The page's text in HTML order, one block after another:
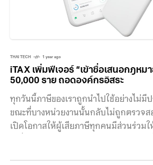
ต่อความเสี่ยงด้านกฎระเบียบ เพราะกำลั
โดยเฉพาะการแข่งกันส่งของถึงมือลูกค้าใ
ชั่วโมง เพื่อแก้ปัญหานี้ทางคณะกรรมกา
Commission) จึงได้เสนอร่างกฎเกณฑ์ใ
แพลตฟอร์มที่ขายสินค้าหรือบริการ เพื่อช่
กำหนดให้ผู้ประกอบการแพลตฟอร์มแล
และปรับเปลี่ยนราคาโดยใช้วิธีการที่เป็น
สัญญาหรือใบสั่งซื้อ ต้องปฏิบัติตามกติกาด้
THAI TECH 1 year ago
iTAX เพิ่มฟีเจอร์ “เข้าชื่อเสนอกฎหม
50,000 ราย ถอดองค์กรอิสระ
ทุกวันนี้ภาษีของเราถูกนำไปใช้อย่างไม่มี
ขณะที่บางหน่วยงานนั้นกลับไม่ถูกตรวจส
เปิดโอกาสให้ผู้เสียภาษีทุกคนมีส่วนร่วมใ